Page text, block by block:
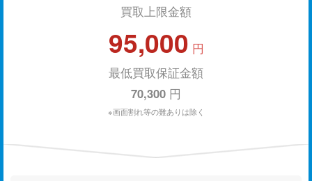
買取上限金額
95,000 円
最低買取保証金額
70,300 円
※画面割れ等の難ありは除く